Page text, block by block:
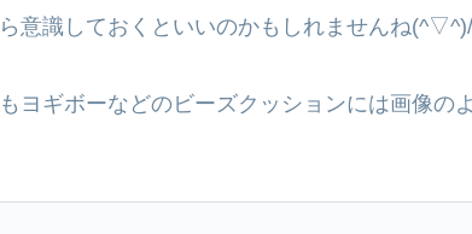
意識しておくといいのかもしれませんね(^▽^)/
ヨギボーなどのビーズクッションには画像の